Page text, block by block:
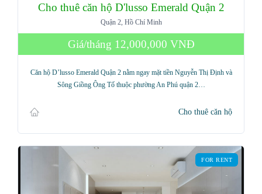
Cho thuê căn hộ D'lusso Emerald Quận 2
Quận 2, Hồ Chí Minh
Giá/tháng 12,000,000 VNĐ
Căn hộ D’lusso Emerald Quận 2 nằm ngay mặt tiền Nguyễn Thị Định và
Sông Giồng Ông Tố thuộc phường An Phú quận 2…
Cho thuê căn hộ
FOR RENT
Log in
Don't have an account?Sign Up
Username